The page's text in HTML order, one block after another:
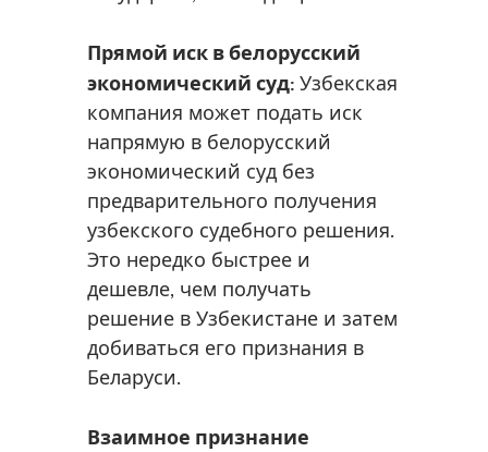
Прямой иск в белорусский
экономический суд: Узбекская
компания может подать иск
напрямую в белорусский
экономический суд без
предварительного получения
узбекского судебного решения.
Это нередко быстрее и
дешевле, чем получать
решение в Узбекистане и затем
добиваться его признания в
Беларуси.
Взаимное признание